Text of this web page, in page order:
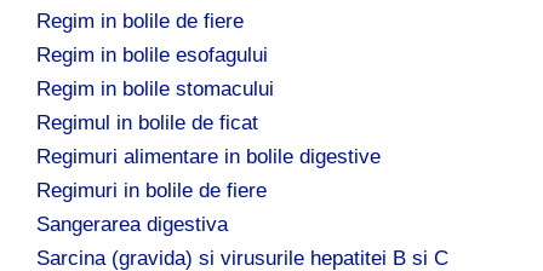
Regim in bolile de fiere
Regim in bolile esofagului
Regim in bolile stomacului
Regimul in bolile de ficat
Regimuri alimentare in bolile digestive
Regimuri in bolile de fiere
Sangerarea digestiva
Sarcina (gravida) si virusurile hepatitei B si C